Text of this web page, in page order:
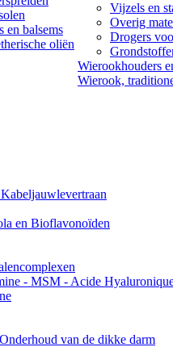
en balsems
oliën
Vijzels en
Overig
Drogers
Wierookhouders
Wierook,
en Bioflavonoïden
- MSM - Acide
van de dikke darm